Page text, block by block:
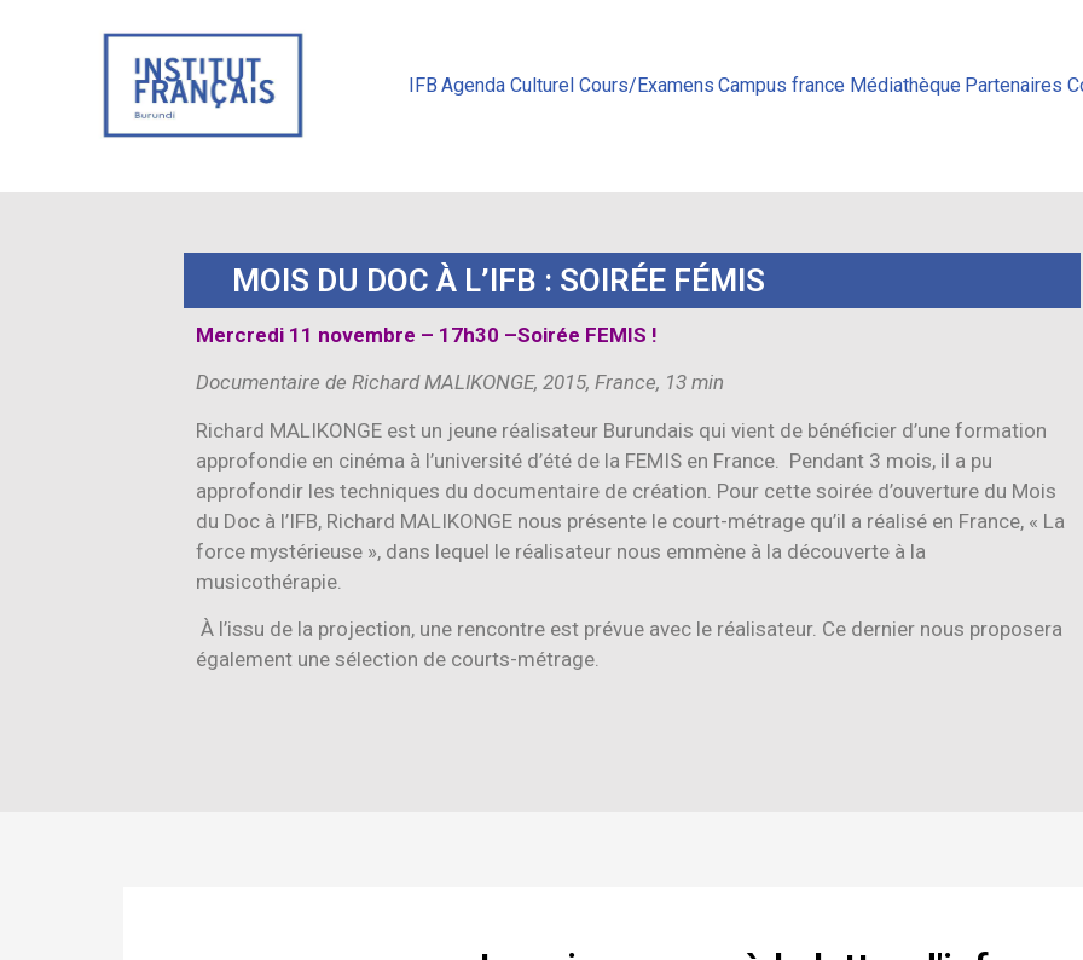
IFB Agenda Culturel Cours/Examens Campus france Médiathèque Partenaires
MOIS DU DOC À L’IFB : SOIRÉE FÉMIS
Mercredi 11 novembre – 17h30 –Soirée FEMIS !
Documentaire de Richard MALIKONGE, 2015, France, 13 min
Richard MALIKONGE est un jeune réalisateur Burundais qui vient de bénéficier d’une formation
approfondie en cinéma à l’université d’été de la FEMIS en France. Pendant 3 mois, il a pu
approfondir les techniques du documentaire de création. Pour cette soirée d’ouverture du Mois
du Doc à l’IFB, Richard MALIKONGE nous présente le court-métrage qu’il a réalisé en France, « La
force mystérieuse », dans lequel le réalisateur nous emmène à la découverte à la
musicothérapie.
À l’issu de la projection, une rencontre est prévue avec le réalisateur. Ce dernier nous proposera
également une sélection de courts-métrage.